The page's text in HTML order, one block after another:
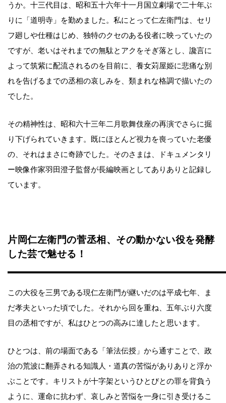
うか。十三代目は、昭和五十六年十一月国立劇場で二十年ぶ
りに「道明寺」を勤めました。私にとって仁左衛門は、セリ
フ廻しや仕種はじめ、独特のクセのある役者に映っていたの
ですが、老いはそれまでの無駄とアクをそぎ落とし、讒言に
よって筑紫に配流されるのを目前に、養女苅屋姫に悲痛な別
れを告げるまでの丞相の哀しみを、類まれな格調で描いたの
でした。
その精神性は、昭和六十三年二月歌舞伎座の再演でさらに掘
り下げられていきます。既にほとんど視力を喪っていた老優
の、それはまさに奇跡でした。そのさまは、ドキュメンタリ
ー映像作家羽田澄子監督が長編映画としてありありと記録し
ています。
片岡仁左衛門の菅丞相、その動かない役を発酵
した芸で魅せる！
この大役を三男である現仁左衛門が継いだのは平成七年、ま
だ孝夫といった頃でした。それから回を重ね、五年ぶり六度
目の丞相ですが、私はひとつの高みに達したと思います。
ひとつは、前の場面である「筆法伝授」から通すことで、政
治の荒波に翻弄される知識人・道真の苦悩がありありと浮か
ぶことです。キリストが十字架というひとびとの罪を背負う
ように、運命に抗わず、哀しみと苦悩を一身に引き受けるこ